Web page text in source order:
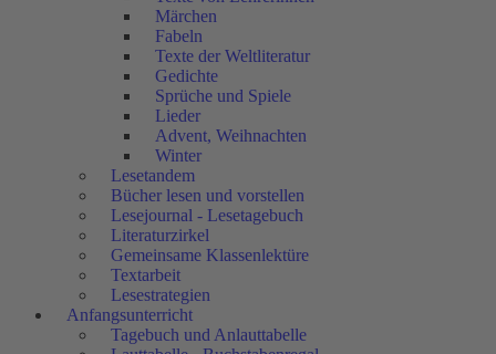
Märchen
Fabeln
Texte der Weltliteratur
Gedichte
Sprüche und Spiele
Lieder
Advent, Weihnachten
Winter
Lesetandem
Bücher lesen und vorstellen
Lesejournal - Lesetagebuch
Literaturzirkel
Gemeinsame Klassenlektüre
Textarbeit
Lesestrategien
Anfangsunterricht
Tagebuch und Anlauttabelle